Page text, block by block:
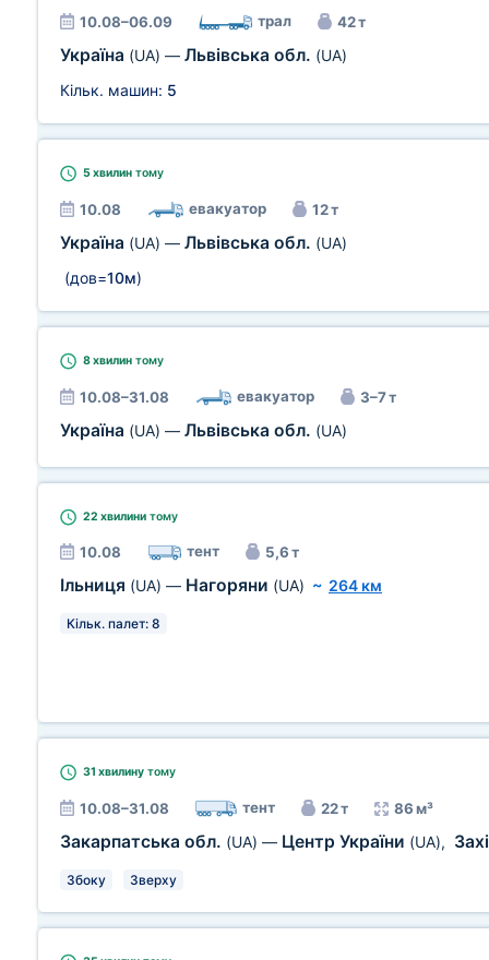
10.08–06.09 трал 42 т
Україна (UA) — Львівська обл. (UA)
Кільк. машин: 5
5 хвилин тому
10.08 евакуатор 12 т
Україна (UA) — Львівська обл. (UA)
(дов=10м)
8 хвилин тому
10.08–31.08 евакуатор 3–7 т
Україна (UA) — Львівська обл. (UA)
22 хвилини тому
10.08 тент 5,6 т
Ільниця (UA) — Нагоряни (UA) ~ 264 км
Кільк. палет: 8
31 хвилину тому
10.08–31.08 тент 22 т 86 м³
Закарпатська обл. (UA) — Центр України (UA),
Збоку Зверху